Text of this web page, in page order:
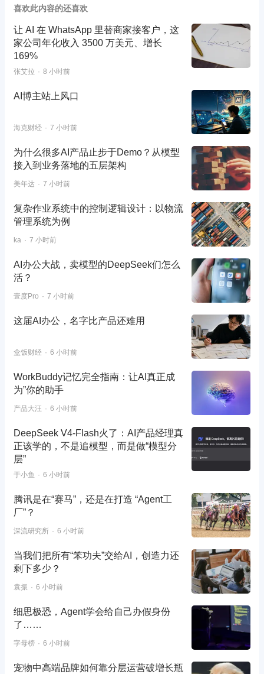
喜欢此内容的还喜欢
让 AI 在 WhatsApp 里替商家接客户，这
家公司年化收入 3500 万美元、增长
169%
张艾拉 8 小时前
AI博主站上风口
海克财经 7 小时前
为什么很多AI产品止步于Demo？从模型
接入到业务落地的五层架构
美年达 7 小时前
复杂作业系统中的控制逻辑设计：以物流
管理系统为例
ka 7 小时前
AI办公大战，卖模型的DeepSeek们怎么
活？
壹度Pro 7 小时前
这届AI办公，名字比产品还难用
盒饭财经 6 小时前
WorkBuddy记忆完全指南：让AI真正成
为”你的助手
产品大汪 6 小时前
DeepSeek V4-Flash火了：AI产品经理真
正该学的，不是追模型，而是做“模型分
层”
于小鱼 6 小时前
腾讯是在“赛马”，还是在打造 “Agent工
厂”？
深流研究所 6 小时前
当我们把所有“笨功夫”交给AI，创造力还
剩下多少？
袁振 6 小时前
细思极恐，Agent学会给自己办假身份
了……
字母榜 6 小时前
宠物中高端品牌如何靠分层运营破增长瓶